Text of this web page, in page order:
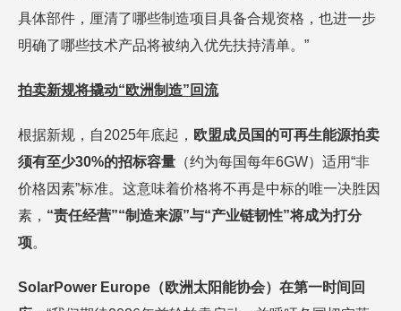
具体部件，厘清了哪些制造项目具备合规资格，也进一步
明确了哪些技术产品将被纳入优先扶持清单。”
拍卖新规将撬动“欧洲制造”回流
根据新规，自2025年底起， 欧盟成员国的可再生能源拍卖
须有至少30%的招标容量 （约为每国每年6GW）适用“非
价格因素”标准。这意味着价格将不再是中标的唯一决胜因
素， “责任经营”“制造来源”与“产业链韧性”将成为打分
项。
SolarPower Europe（欧洲太阳能协会）在第一时间回